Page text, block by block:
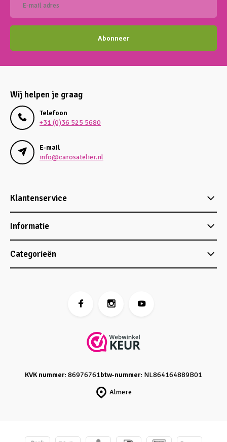
Abonneer
Wij helpen je graag
Telefoon
+31 (0)36 525 5680
E-mail
info@carosatelier.nl
Klantenservice
Informatie
Categorieën
Almere
KVK nummer: 86976761btw-nummer: NL864164889B01